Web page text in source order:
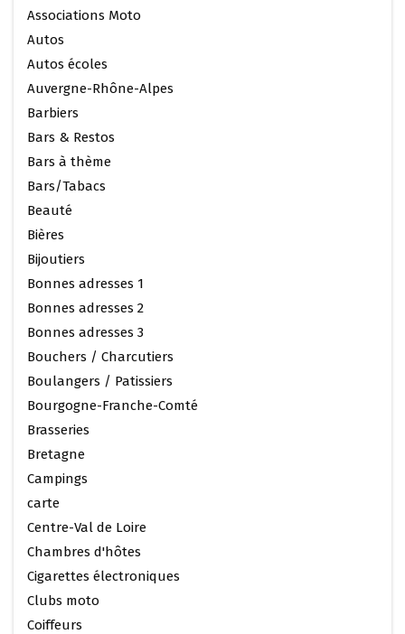
Associations Moto
Autos
Autos écoles
Auvergne-Rhône-Alpes
Barbiers
Bars & Restos
Bars à thème
Bars/Tabacs
Beauté
Bières
Bijoutiers
Bonnes adresses 1
Bonnes adresses 2
Bonnes adresses 3
Bouchers / Charcutiers
Boulangers / Patissiers
Bourgogne-Franche-Comté
Brasseries
Bretagne
Campings
carte
Centre-Val de Loire
Chambres d'hôtes
Cigarettes électroniques
Clubs moto
Coiffeurs